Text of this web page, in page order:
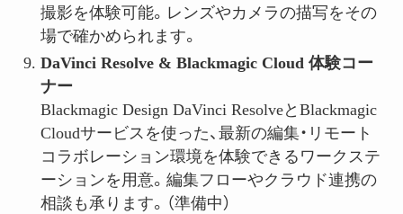
撮影を体験可能。レンズやカメラの描写をその
場で確かめられます。
DaVinci Resolve & Blackmagic Cloud 体験コー
ナー
Blackmagic Design DaVinci ResolveとBlackmagic
Cloudサービスを使った、最新の編集・リモート
コラボレーション環境を体験できるワークステ
ーションを用意。編集フローやクラウド連携の
相談も承ります。（準備中）